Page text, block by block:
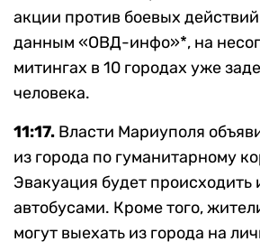
акции против боевых
данным «ОВД-инфо»*, на
митингах в 10 городах уже
человека.
11:17. Власти Мариуполя
из города по гуманитарному
Эвакуация будет происходить
автобусами. Кроме того,
могут выехать из города на